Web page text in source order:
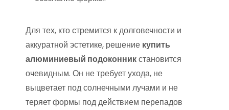
Для тех, кто стремится к долговечности и
аккуратной эстетике, решение купить
алюминиевый подоконникстановится
очевидным. Он не требует ухода, не
выцветает под солнечными лучами и не
теряет формы под действием перепадов